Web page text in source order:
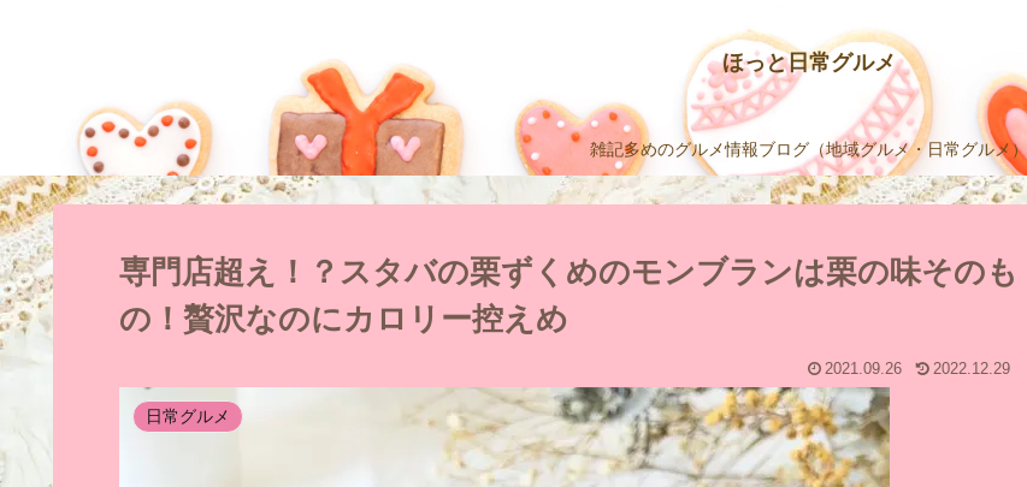
ほっと日常グルメ
雑記多めのグルメ情報ブログ（地域グルメ・日常グルメ）
専門店超え！？スタバの栗ずくめのモンブランは栗の味そのも
の！贅沢なのにカロリー控えめ
2021.09.26 2022.12.29
日常グルメ